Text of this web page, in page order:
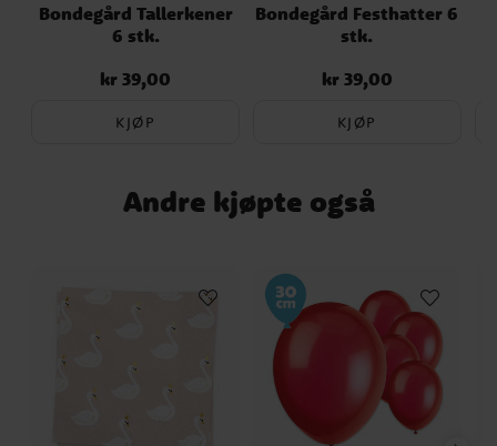
Bondegård Tallerkener
6 stk.
Pris:kr 39,00
kr 39,00
KJØP
Bondegård Festhatter 6
stk.
Pris:kr 39,00
kr 39,00
KJØP
Andre kjøpte også